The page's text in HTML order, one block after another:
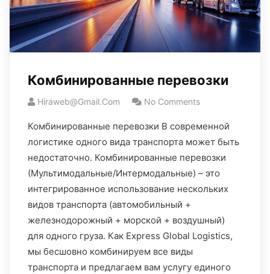
Комбинированные перевозки
Hiraweb@gmail.com No Comments
Комбинированные перевозки В современной
логистике одного вида транспорта может быть
недостаточно. Комбинированные перевозки
(Мультимодальные/Интермодальные) – это
интегрированное использование нескольких
видов транспорта (автомобильный +
железнодорожный + морской + воздушный)
для одного груза. Как Express Global Logistics,
мы бесшовно комбинируем все виды
транспорта и предлагаем вам услугу единого